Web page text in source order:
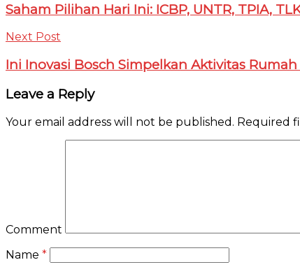
Saham Pilihan Hari Ini: ICBP, UNTR, TPIA,
Next Post
Ini Inovasi Bosch Simpelkan Aktivitas
Leave a Reply
Your email address will not be published. Required
Comment
Name *